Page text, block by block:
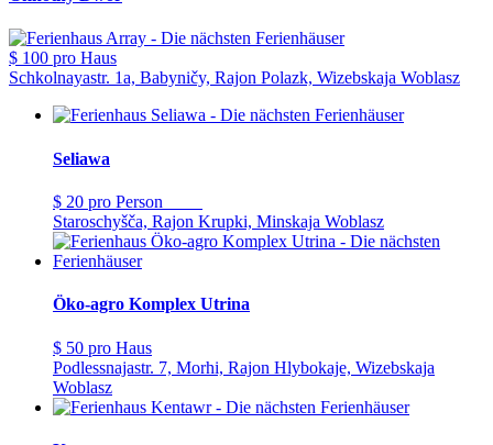
$ 100 pro Haus
Schkolnayastr. 1a, Babyničy, Rajon Polazk, Wizebskaja Woblasz
Seliawa
$ 20 pro Person
Staroschyšča, Rajon Krupki, Minskaja Woblasz
Öko-agro Komplex Utrina
$ 50 pro Haus
Podlessnajastr. 7, Morhi, Rajon Hlybokaje, Wizebskaja
Woblasz